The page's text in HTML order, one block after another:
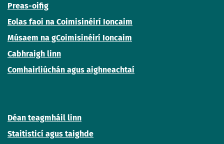
Preas-oifig
Eolas faoi na Coimisinéirí Ioncaim
Músaem na gCoimisinéirí Ioncaim
Cabhraigh linn
Comhairliúchán agus aighneachtaí
Déan teagmháil linn
Staitisticí agus taighde